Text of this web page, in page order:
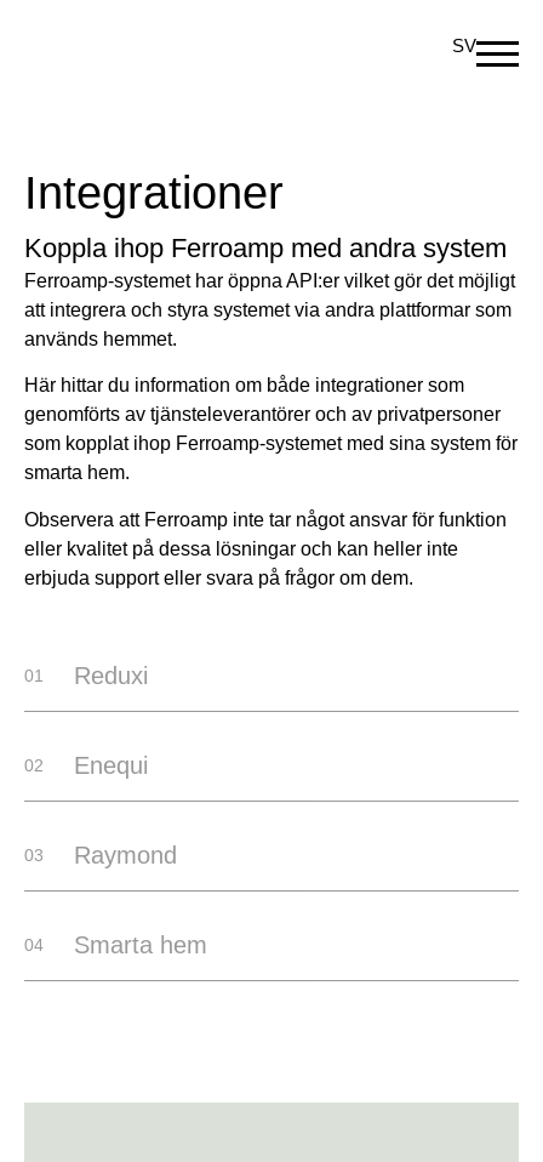
SV
Integrationer
Koppla ihop Ferroamp med andra system
Ferroamp-systemet har öppna API:er vilket gör det möjligt
att integrera och styra systemet via andra plattformar som
används hemmet.
Här hittar du information om både integrationer som
genomförts av tjänsteleverantörer och av privatpersoner
som kopplat ihop Ferroamp-systemet med sina system för
smarta hem.
Observera att Ferroamp inte tar något ansvar för funktion
eller kvalitet på dessa lösningar och kan heller inte
erbjuda support eller svara på frågor om dem.
01 Reduxi
02 Enequi
03 Raymond
04 Smarta hem